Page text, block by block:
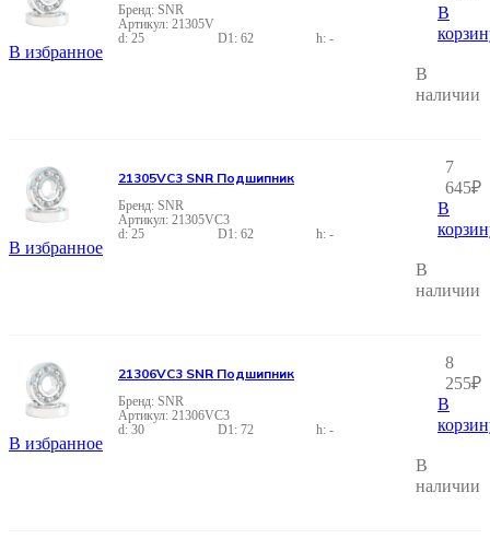
В избранное
21305V
25
62 -
SNR
В
В
наличии
В избранное
21305VC3
25
62 -
SNR
21305VC3 SNR Подшипник
7
645₽
В
В
наличии
В избранное
21306VC3
30
72 -
SNR
21306VC3 SNR Подшипник
8
255₽
В
В
наличии